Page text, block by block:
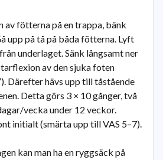
av fötterna på en trappa, bänk
upp på tå på båda fötterna. Lyft
underlaget. Sänk långsamt ner
av den sjuka foten
Därefter hävs upp till tåstående
Detta görs 3 × 10 gånger, två
vecka under 12 veckor.
initialt (smärta upp till VAS 5–7).
kan man ha en ryggsäck på